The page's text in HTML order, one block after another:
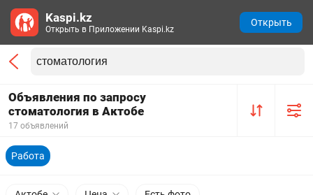
Объявления по запросу
стоматология в Актобе
17 объявлений
Работа
Kaspi.kz
Открыть в Приложении Kaspi.kz
Открыть